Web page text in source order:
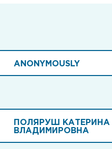
ANONYMOUSLY
ПОЛЯРУШ КАТЕРИНА
ВЛАДИМИРОВНА